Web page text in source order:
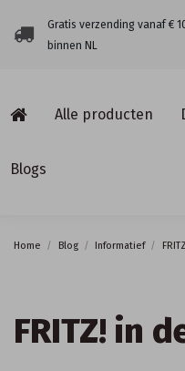
Gratis verzending vanaf €
binnen NL
Alle producten
Blogs
Home Blog Informatief
FRITZ! in